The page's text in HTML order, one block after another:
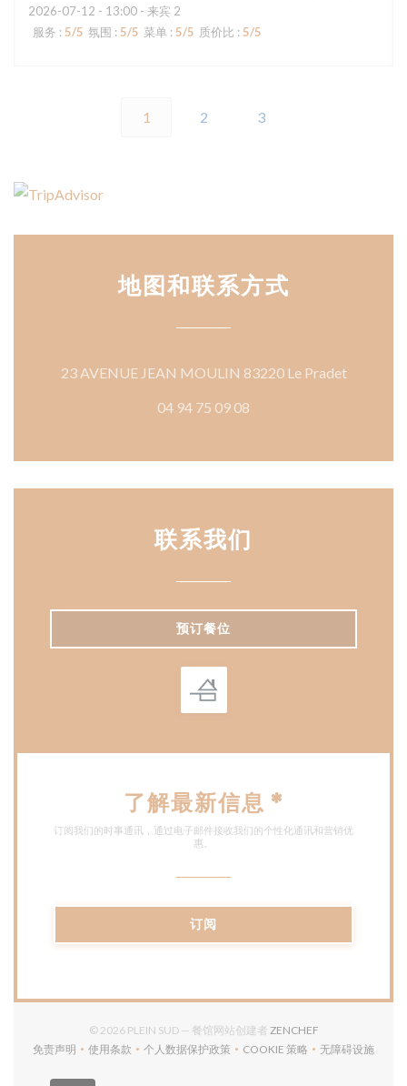
2026-07-12 - 13:00 - 来宾 2
服务 : 5/5 氛围 : 5/5 菜单 : 5/5 质价比 : 5/5
1 2 3
地图和联系方式
23 AVENUE JEAN MOULIN 83220 Le Pradet((在新窗
04 94 75 09 08
联系我们
预订餐位
了解最新信息 *
订阅我们的时事通讯，通过电子邮件接收我们的个性化通讯和营销优
惠。
订阅
© 2026 PLEIN SUD — 餐馆网站创建者 ZENCHEF((在新窗口中打开
免责声明
((在新窗口中打开))
使用条款
((在新窗口中打开))
个人数据保护政策
((在新窗口中打开))
COOKIE 策略
((在新窗口中打开))
无障碍设施
((在新窗口